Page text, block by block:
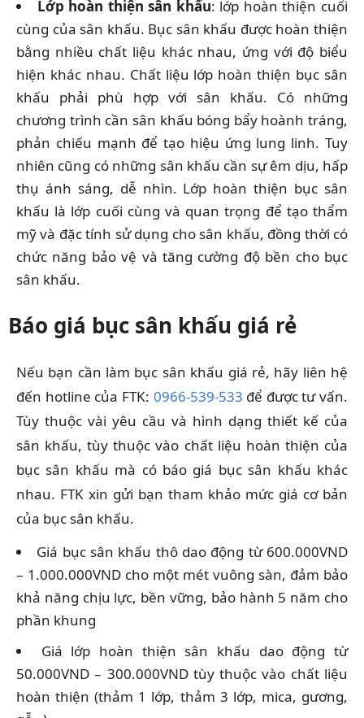
Lớp hoàn thiện sân khấu: lớp hoàn thiện cuối
cùng của sân khấu. Bục sân khấu được hoàn thiện
bằng nhiều chất liệu khác nhau, ứng với độ biểu
hiện khác nhau. Chất liệu lớp hoàn thiện bục sân
khấu phải phù hợp với sân khấu. Có những
chương trình cần sân khấu bóng bẩy hoành tráng,
phản chiếu mạnh để tạo hiệu ứng lung linh. Tuy
nhiên cũng có những sân khấu cần sự êm dịu, hấp
thụ ánh sáng, dễ nhìn. Lớp hoàn thiện bục sân
khấu là lớp cuối cùng và quan trọng để tạo thẩm
mỹ và đặc tính sử dụng cho sân khấu, đồng thời có
chức năng bảo vệ và tăng cường độ bền cho bục
sân khấu.
Báo giá bục sân khấu giá rẻ
Nếu bạn cần làm bục sân khấu giá rẻ, hãy liên hệ
đến hotline của FTK: 0966-539-533 để được tư vấn.
Tùy thuộc vài yêu cầu và hình dạng thiết kế của
sân khấu, tùy thuộc vào chất liệu hoàn thiện của
bục sân khấu mà có báo giá bục sân khấu khác
nhau. FTK xin gửi bạn tham khảo mức giá cơ bản
của bục sân khấu.
Giá bục sân khấu thô dao động từ 600.000VND
– 1.000.000VND cho một mét vuông sàn, đảm bảo
khả năng chịu lực, bền vững, bảo hành 5 năm cho
phần khung
Giá lớp hoàn thiện sân khấu dao động từ
50.000VND – 300.000VND tùy thuộc vào chất liệu
hoàn thiện (thảm 1 lớp, thảm 3 lớp, mica, gương,